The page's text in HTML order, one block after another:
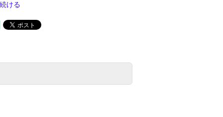
ける